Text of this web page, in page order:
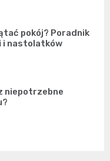
pokój? Poradnik
i nastolatków
niepotrzebne